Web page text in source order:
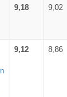
9,18 9,02
9,12 8,86